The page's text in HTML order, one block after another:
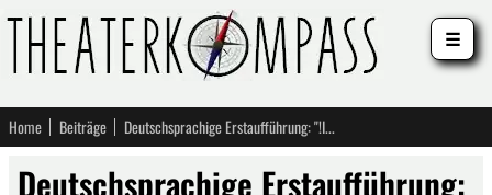
Home Beiträge Deutschsprachige Erstaufführung: "!In der Schwebe" von Maya Arad Yasur, Deutsches Theater in Göttingen
Deutschsprachige Erstaufführung:
☰